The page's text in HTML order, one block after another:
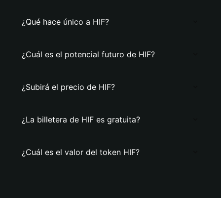
¿Qué hace único a HIF?
¿Cuál es el potencial futuro de HIF?
¿Subirá el precio de HIF?
¿La billetera de HIF es gratuita?
¿Cuál es el valor del token HIF?